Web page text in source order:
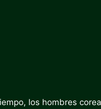
los hombres